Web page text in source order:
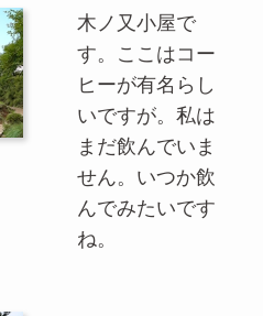
木ノ又小屋で
す。ここはコー
ヒーが有名らし
いですが。私は
まだ飲んでいま
せん。いつか飲
んでみたいです
ね。